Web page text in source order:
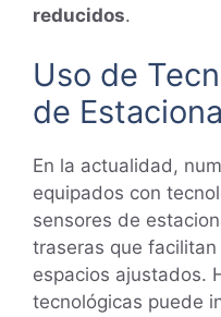
reducidos.
Uso de
de
En la actualidad,
equipados con
sensores de
traseras que
espacios ajustados.
tecnológicas puede